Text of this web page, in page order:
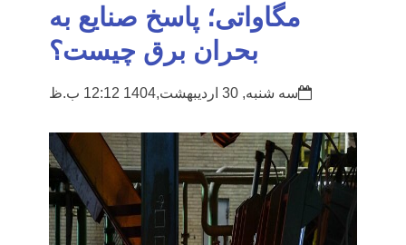
مگاواتی؛ پاسخ صنایع به
بحران برق چیست؟
سه شنبه, 30 اردیبهشت,1404 12:12 ب.ظ